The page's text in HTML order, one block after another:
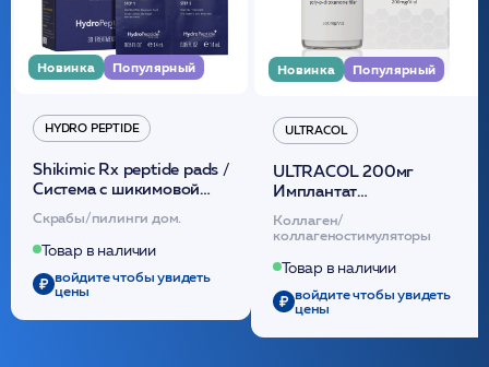
Новинка Популярный
HYDRO PEPTIDE
Shikimic Rx peptide pads /
Cистема с шикимовой
кислотой обновляющая
(30шт) /HP
Скрабы/пилинги дом.
Товар в наличии
войдите чтобы увидеть
цены
Новинка Популярный
ULTRACOL
ULTRACOL 200мг
Имплантат
внутридермальный,
стерильный на основе
полидиоксанона
/ULTRACOL
Коллаген/
коллагеностимуляторы
Товар в наличии
войдите чтобы увидеть
цены